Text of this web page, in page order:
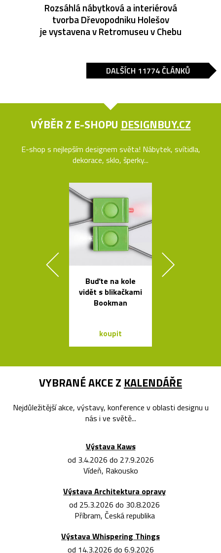
Rozsáhlá nábytková a interiérová
tvorba Dřevopodniku Holešov
je vystavena v Retromuseu v Chebu
DALŠÍCH 11774 ČLÁNKŮ
VÝBĚR Z E-SHOPU DESIGNBUY.CZ
E-shop s nejlepším designem světa! Nábytek, svítidla,
dekorace, sklo, šperky...
Buďte na kole
vidět s blikačkami
Bookman
koupit
VYBRANÉ AKCE Z KALENDÁŘE
Nejdůležitější akce, výstavy, konference v oblasti designu u
nás i ve světě...
Výstava Kaws
od 3.4.2026 do 27.9.2026
Vídeň, Rakousko
Výstava Architektura opravy
od 25.3.2026 do 30.8.2026
Příbram, Česká republika
Výstava Whispering Things
od 14.3.2026 do 6.9.2026